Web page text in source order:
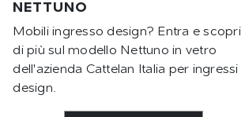
NETTUNO
Mobili ingresso design? Entra e scopri
di più sul modello Nettuno in vetro
dell'azienda Cattelan Italia per ingressi
design.